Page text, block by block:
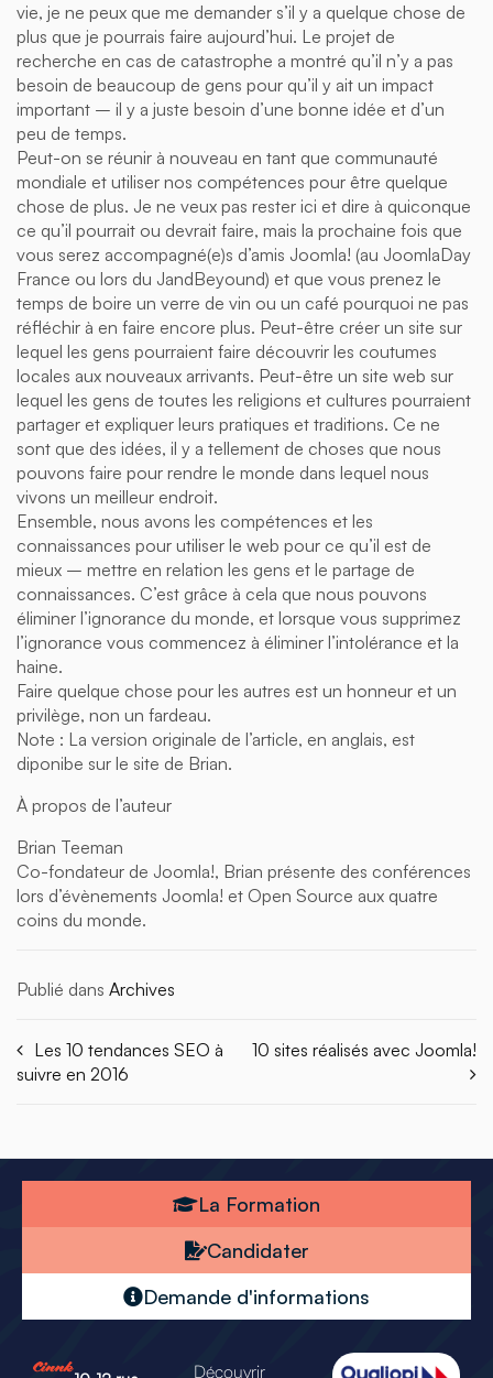
vie, je ne peux que me demander s’il y a quelque chose de
plus que je pourrais faire aujourd’hui. Le projet de
recherche en cas de catastrophe a montré qu’il n’y a pas
besoin de beaucoup de gens pour qu’il y ait un impact
important – il y a juste besoin d’une bonne idée et d’un
peu de temps.
Peut-on se réunir à nouveau en tant que communauté
mondiale et utiliser nos compétences pour être quelque
chose de plus. Je ne veux pas rester ici et dire à quiconque
ce qu’il pourrait ou devrait faire, mais la prochaine fois que
vous serez accompagné(e)s d’amis Joomla! (au JoomlaDay
France ou lors du JandBeyound) et que vous prenez le
temps de boire un verre de vin ou un café pourquoi ne pas
réfléchir à en faire encore plus. Peut-être créer un site sur
lequel les gens pourraient faire découvrir les coutumes
locales aux nouveaux arrivants. Peut-être un site web sur
lequel les gens de toutes les religions et cultures pourraient
partager et expliquer leurs pratiques et traditions. Ce ne
sont que des idées, il y a tellement de choses que nous
pouvons faire pour rendre le monde dans lequel nous
vivons un meilleur endroit.
Ensemble, nous avons les compétences et les
connaissances pour utiliser le web pour ce qu’il est de
mieux – mettre en relation les gens et le partage de
connaissances. C’est grâce à cela que nous pouvons
éliminer l’ignorance du monde, et lorsque vous supprimez
l’ignorance vous commencez à éliminer l’intolérance et la
haine.
Faire quelque chose pour les autres est un honneur et un
privilège, non un fardeau.
Note : La version originale de l’article, en anglais, est
diponibe sur le site de Brian.
À propos de l’auteur
Brian Teeman
Co-fondateur de Joomla!, Brian présente des conférences
lors d’évènements Joomla! et Open Source aux quatre
coins du monde.
Publié dans Archives
Les 10 tendances SEO à
suivre en 2016
10 sites réalisés avec Joomla!
La Formation
Candidater
Demande d'informations
Découvrir